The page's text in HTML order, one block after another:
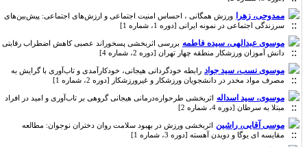
ممدوحی، زهرا ورزش همگانی ، احساس امنیت اجتماعی و ارزش‌های اجتماعی: پیش‌بین‌های
سرزندگی اجتماعی در نمونه ایرانی [دوره 1، شماره 1]
موسوی عبدالهی، سیده فاطمه بررسی اثربخشی پسخوراند عصبی کاهش اضطراب رقابتی
دانش آموزان ورزشکار منطقه چهار تهران [دوره 2، شماره 4]
موسوی نسب، سید جواد رابطه خودگردانی هیجانی، خودکارآمدی و تاب‌آوری با گرایش به
مصرف مواد مخدر در دانشجویان ورزشکار و غیرورزشکار [دوره 2، شماره 1]
موسوی، سید اسداله اثربخشی طرحواره‌درمانی هیجانی گروهی بر تاب‌آوری و امید در افراد
مبتلا به سرطان [دوره 4، شماره 2]
موسی آقایی، راشین اثربخشی ورزش در بهبود سلامت روان دختران نوجوان: مطالعه
مقایسه ای یوگا و دویدن آهسته [دوره 3، شماره 1]